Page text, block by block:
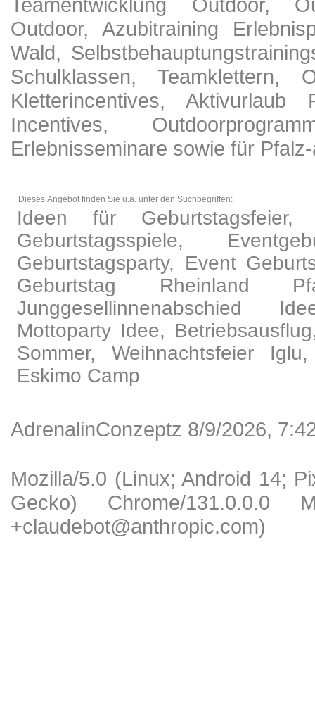
Outdoor, Azubitraining
Wald,
Schulklassen, Teamklettern,
Kletterincentives,
Incentives,
Erlebnisseminare sowie für
Dieses Angebot finden Sie u.a. unter den Suchbegriffen:
Ideen für
Geburtstagsspiele,
Geburtstagsparty, Event
Geburtstag Rheinland
Junggesellinnenabschied
Mottoparty Idee,
Sommer, Weihnachtsfeier
Eskimo Camp
AdrenalinConzeptz 8/9/2026,
Mozilla/5.0 (Linux; Android 14;
Gecko) Chrome/131.0.0.0
+claudebot@anthropic.com)